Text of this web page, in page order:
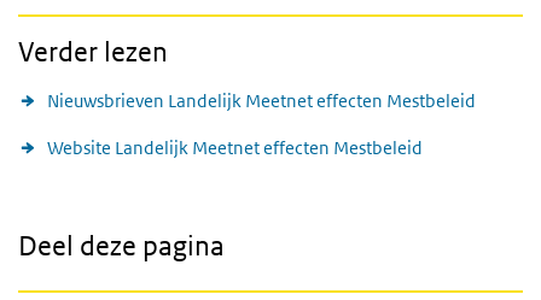
Verder lezen
Nieuwsbrieven Landelijk Meetnet effecten Mestbeleid
Website Landelijk Meetnet effecten Mestbeleid
Deel deze pagina